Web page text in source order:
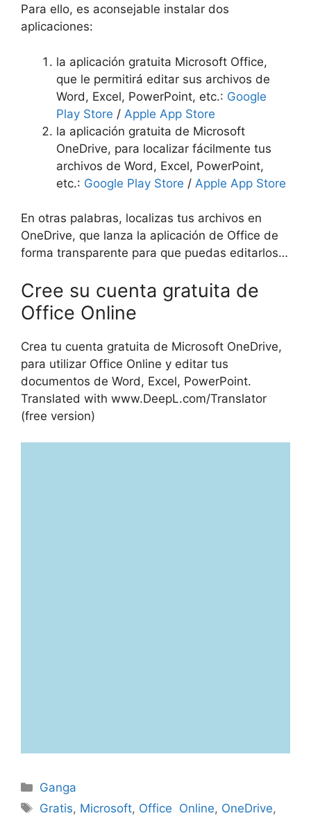
Para ello, es aconsejable instalar dos
aplicaciones:
la aplicación gratuita Microsoft Office,
que le permitirá editar sus archivos de
Word, Excel, PowerPoint, etc.: Google
Play Store / Apple App Store
la aplicación gratuita de Microsoft
OneDrive, para localizar fácilmente tus
archivos de Word, Excel, PowerPoint,
etc.: Google Play Store / Apple App Store
En otras palabras, localizas tus archivos en
OneDrive, que lanza la aplicación de Office de
forma transparente para que puedas editarlos…
Cree su cuenta gratuita de
Office Online
Crea tu cuenta gratuita de Microsoft OneDrive,
para utilizar Office Online y editar tus
documentos de Word, Excel, PowerPoint.
Translated with www.DeepL.com/Translator
(free version)
Categorías
Ganga
Etiquetas
Gratis, Microsoft, Office Online, OneDrive,